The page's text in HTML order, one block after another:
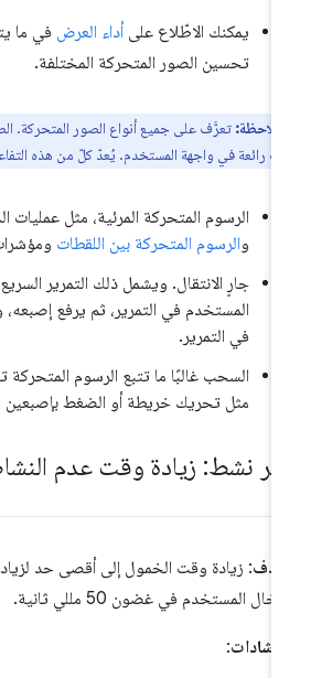
يمكنك الاطّلاع علىأداء العرضفي ما يتعلّق
تحسين الصور المتحركة المختلفة.
ملاحظة:تعرَّف على جميع أنواع الصور المتحركة.
رائعة في واجهة المستخدم. يُعدّ كلّ من هذه
الرسوم المتحركة المرئية، مثل عمليات
الرسوم المتحركة بين اللقطاتومؤشرات
جارٍ الانتقال. ويشمل ذلك التمرير السريع، أي
المستخدم في التمرير، ثم يرفع إصبعه،
في التمرير.
السحب غالبًا ما تتبع الرسوم المتحركة
مثل تحريك خريطة أو الضغط بإصبعين
نشط: زيادة وقت عدم
: زيادة وقت الخمول إلى أقصى حد لزيادة
المستخدم في غضون 50 مللي ثانية.
: